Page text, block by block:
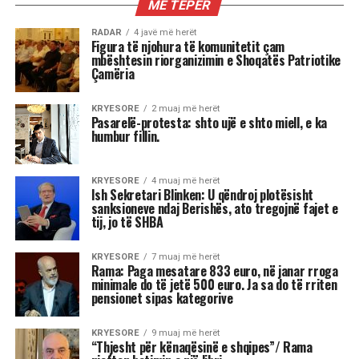
Si një aferë korrupsioni mund t’i
japë fund luftës në Ukrainë
Volodymyr Zelenskyy /
Një aferë prej 100 milionë
dollarësh ka tronditur
udhëheqjen ukrainase dhe
mund ta detyrojë të pranojë
kushte paqeje në favor të